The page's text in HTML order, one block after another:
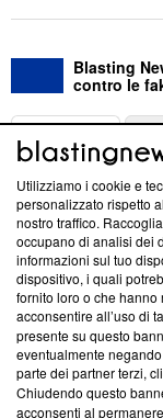
Blasting
contro le
ABOUT
Questa sezione
News, sui nostri
creare news di
‘Trust Project -
ancora membro
parte; Trust
conformità agli
Su di noi
Utilizziamo i cookie e
personalizzato rispetto
nostro traffico.
occupano di analisi dei
informazioni sul tuo
dispositivo, i quali
fornito loro o che hanno
acconsentire all’uso di
presente su questo
eventualmente
parte dei partner terzi,
Chiudendo questo
acconsenti al